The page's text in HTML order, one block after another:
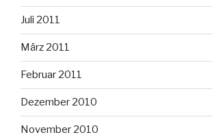
Juli 2011
März 2011
Februar 2011
Dezember 2010
November 2010